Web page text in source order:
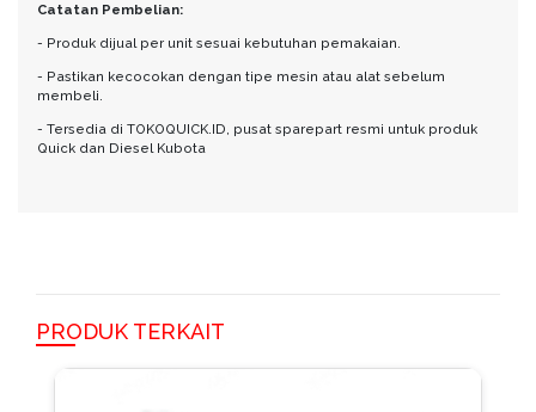
Catatan Pembelian:
- Produk dijual per unit sesuai kebutuhan pemakaian.
- Pastikan kecocokan dengan tipe mesin atau alat sebelum
membeli.
- Tersedia di TOKOQUICK.ID, pusat sparepart resmi untuk produk
Quick dan Diesel Kubota
PRODUK TERKAIT